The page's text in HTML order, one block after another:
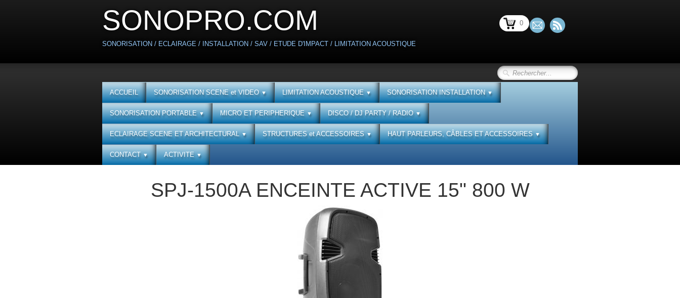
SONOPRO.COM
SONORISATION / ECLAIRAGE / INSTALLATION / SAV / ETUDE D'IMPACT / LIMITATION ACOUSTIQUE
0
ACCUEIL SONORISATION SCENE et VIDEO▼ LIMITATION ACOUSTIQUE▼ SONORISATION INSTALLATION▼
SONORISATION PORTABLE▼ MICRO ET PERIPHERIQUE▼ DISCO / DJ PARTY / RADIO▼
ECLAIRAGE SCENE ET ARCHITECTURAL▼ STRUCTURES et ACCESSOIRES▼ HAUT PARLEURS, CÂBLES ET ACCESSOIRES▼
CONTACT▼ ACTIVITE▼
SPJ-1500A ENCEINTE ACTIVE 15" 800 W